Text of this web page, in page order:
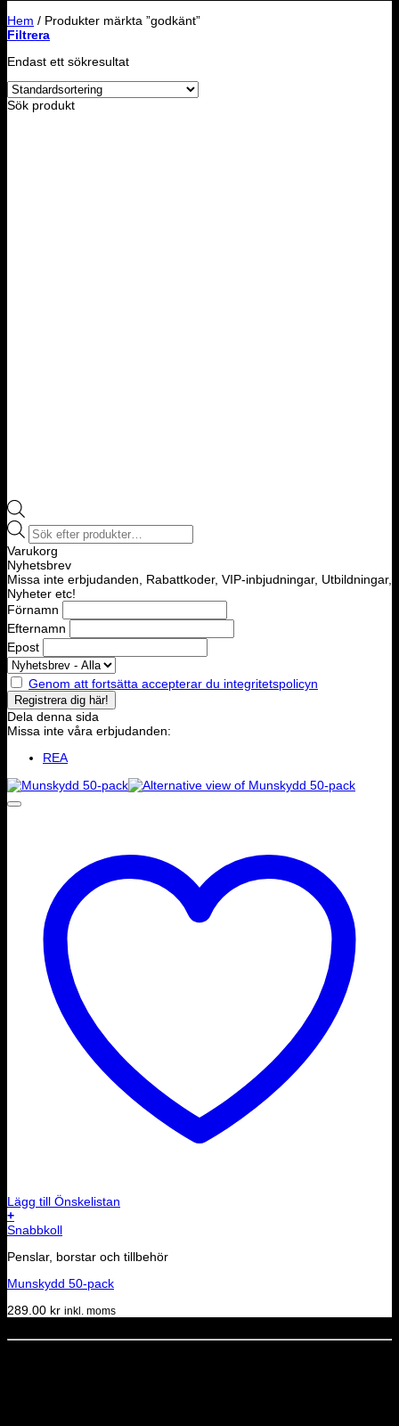
Hem / Produkter märkta ”godkänt”
Filtrera
Endast ett sökresultat
Sök produkt
Products
search
Varukorg
Nyhetsbrev
Missa inte erbjudanden, Rabattkoder, VIP-inbjudningar, Utbildningar,
Nyheter etc!
Förnamn
Efternamn
Epost
Genom att fortsätta accepterar du integritetspolicyn
Dela denna sida
Missa inte våra erbjudanden:
REA
Lägg till Önskelistan
+
Snabbkoll
Penslar, borstar och tillbehör
Munskydd 50-pack
289.00 kr inkl. moms